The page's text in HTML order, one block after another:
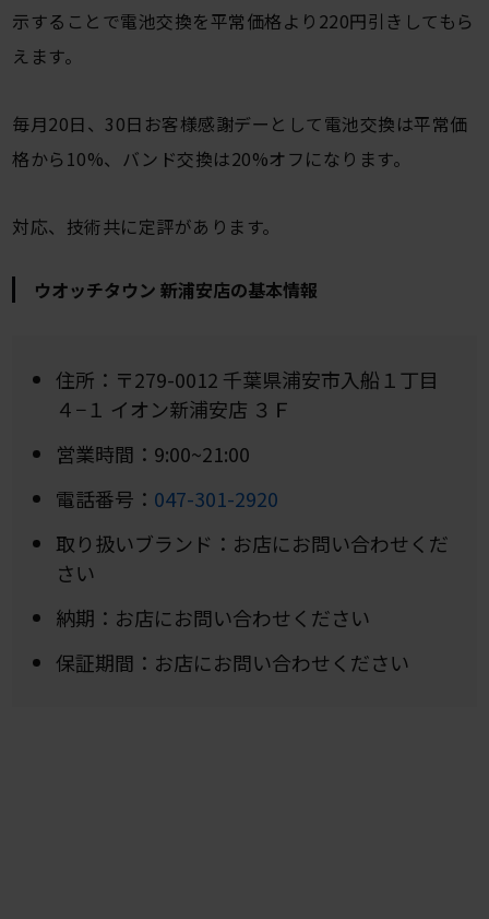
示することで電池交換を平常価格より220円引きしてもら
えます。
毎月20日、30日お客様感謝デーとして電池交換は平常価
格から10%、バンド交換は20%オフになります。
対応、技術共に定評があります。
ウオッチタウン 新浦安店の基本情報
住所：〒279-0012 千葉県浦安市入船１丁目
４−１ イオン新浦安店 ３Ｆ
営業時間：9:00~21:00
電話番号： 047-301-2920
取り扱いブランド：お店にお問い合わせくだ
さい
納期：お店にお問い合わせください
保証期間：お店にお問い合わせください